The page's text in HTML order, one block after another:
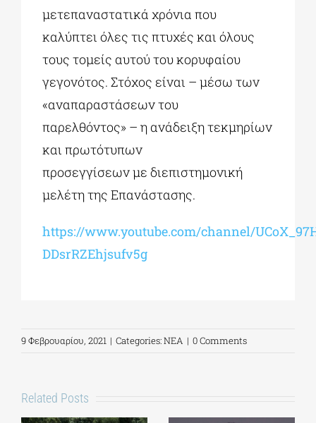
μετεπαναστατικά χρόνια που
καλύπτει όλες τις πτυχές και όλους
τους τομείς αυτού του κορυφαίου
γεγονότος. Στόχος είναι – μέσω των
«αναπαραστάσεων του
παρελθόντος» – η ανάδειξη τεκμηρίων
και πρωτότυπων
προσεγγίσεων με διεπιστημονική
μελέτη της Επανάστασης.
https://www.youtube.com/channel/
DDsrRZEhjsufv5g
9 Φεβρουαρίου, 2021 | Categories:ΝΕΑ | 0 Comments
Related Posts